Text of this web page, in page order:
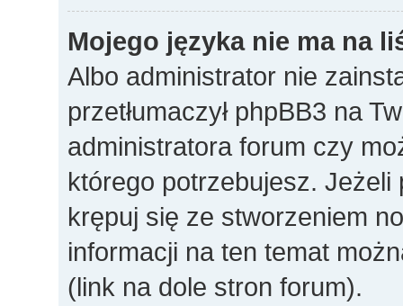
Mojego języka nie ma na
Albo administrator nie
przetłumaczył phpBB3 na
administratora forum czy
którego potrzebujesz.
krępuj się ze stworzeniem
informacji na ten temat
(link na dole stron forum).